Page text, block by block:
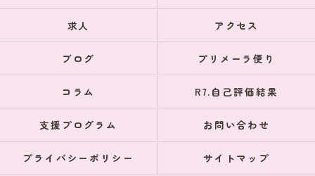
求人 アクセス
ブログ プリメーラ便り
コラム R7.自己評価結果
支援プログラム お問い合わせ
プライバシーポリシー サイトマップ